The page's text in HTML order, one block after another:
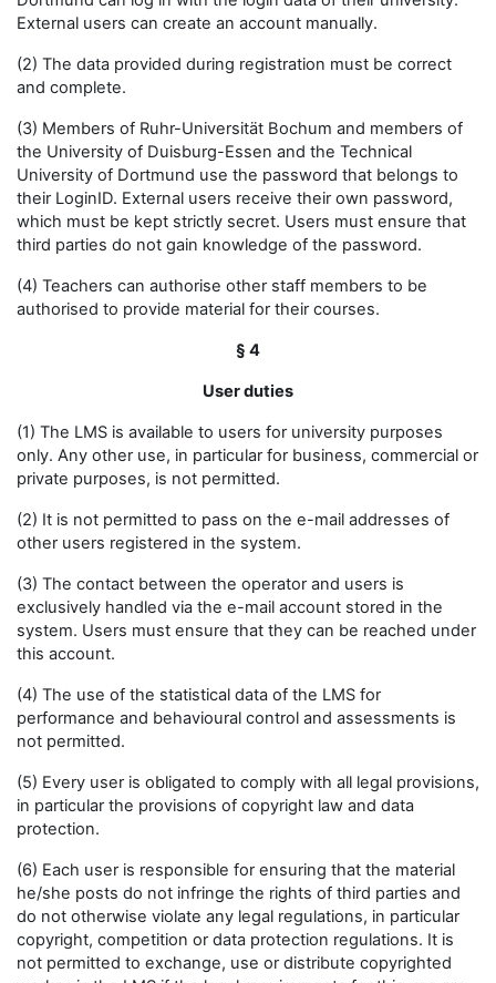
External users can create an account manually.
(2) The data provided during registration must be correct
and complete.
(3) Members of Ruhr-Universität Bochum and members of
the University of Duisburg-Essen and the Technical
University of Dortmund use the password that belongs to
their LoginID. External users receive their own password,
which must be kept strictly secret. Users must ensure that
third parties do not gain knowledge of the password.
(4) Teachers can authorise other staff members to be
authorised to provide material for their courses.
§ 4
User duties
(1) The LMS is available to users for university purposes
only. Any other use, in particular for business, commercial or
private purposes, is not permitted.
(2) It is not permitted to pass on the e-mail addresses of
other users registered in the system.
(3) The contact between the operator and users is
exclusively handled via the e-mail account stored in the
system. Users must ensure that they can be reached under
this account.
(4) The use of the statistical data of the LMS for
performance and behavioural control and assessments is
not permitted.
(5) Every user is obligated to comply with all legal provisions,
in particular the provisions of copyright law and data
protection.
(6) Each user is responsible for ensuring that the material
he/she posts do not infringe the rights of third parties and
do not otherwise violate any legal regulations, in particular
copyright, competition or data protection regulations. It is
not permitted to exchange, use or distribute copyrighted